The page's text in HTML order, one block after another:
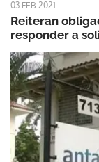
03 FEB 2021
Reiteran
responder a